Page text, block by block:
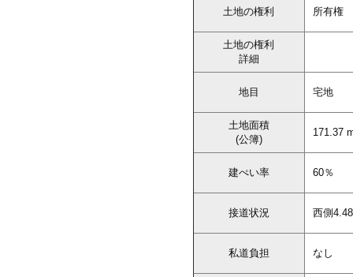
土地の権利 所有権
土地の権利
詳細
地目 宅地
土地面積
(公簿)
171.37
建ぺい率 60％
接道状況 西側
私道負担 なし